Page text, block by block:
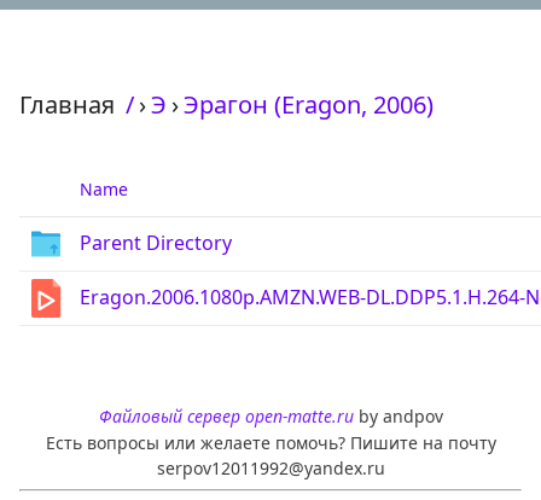
Главная /›Э ›Эрагон (Eragon, 2006)
Name
Parent Directory
Eragon.2006.1080p.AMZN.WEB-DL.DDP5.1.H.264-
Файловый сервер open-matte.ruby andpov
Есть вопросы или желаете помочь? Пишите на почту
serpov12011992@yandex.ru